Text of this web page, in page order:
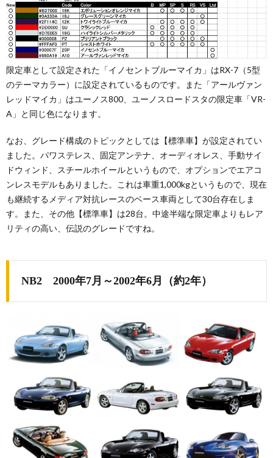
限定車として設定された「イノセントブルーマイカ」はRX-7（5型
のテーマカラー）に設定されているものです。また「アールヴァン
レッドマイカ」はユーノス800、ユーノスロードスタの限定車「VR-
A」と同じ色になります。
なお、グレード構成のトピックとしては【標準車】が設定されてい
ました。パワステレス、固定アンテナ、オーディオレス、手動サイ
ドウィンド、スチールホイールというもので、オプションでエアコ
ンレスモデルもありました。これは車重1,000kgというもので、現在
も継続するメディア対抗レースのベース車両として30台存在しま
す。また、その他【標準車】は28台。中途半端な限定車よりもレア
リティの高い、伝説のグレードですね。
NB2 2000年7月～2002年6月（約2年）